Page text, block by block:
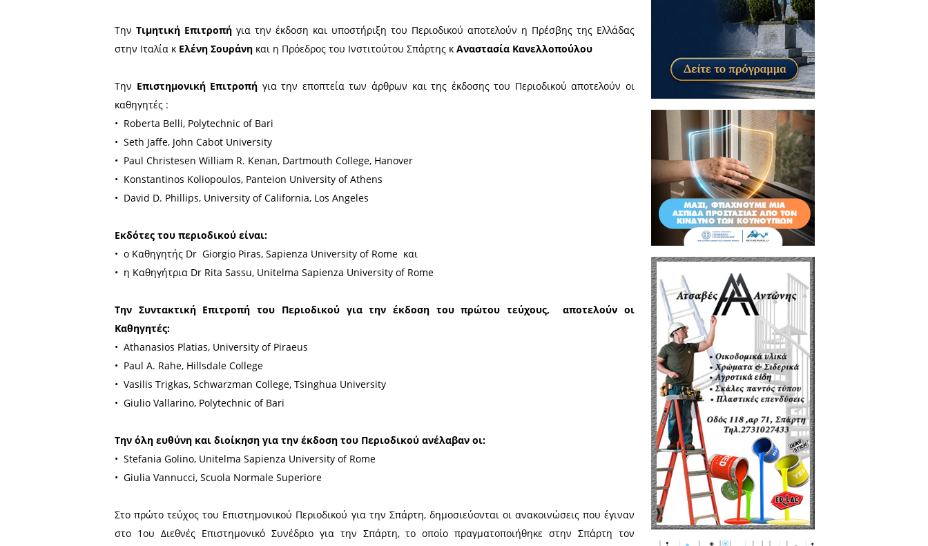
πρώτο τεύχος εκδόθηκε σε συνεργασία του Πανεπιστημίου Sapienza της
Ρώμης και του Ινστιτούτου Σπάρτης
Η αξία και η σημασία του Επιστημονικού Περιοδικού είναι ότι πλέον η Σπάρτη γίνεται ακόμα πιο διακριτό
σημείο αναφοράς της Διεθνούς Επιστημονικής κοινότητας και μάλιστα από την στιγμή που το αρχαιότερο
Πανεπιστήμιο της Ρώμης , το Sapienza, ανέλαβε την επιμέλεια και την έκδοση του περιοδικού , προσδίδοντας
ιδιαίτερο κύρος στο επιστημονικό του υπόβαθρο.
ΤηνΤιμητική Επιτροπήγια την έκδοση και υποστήριξη του Περιοδικού αποτελούν η Πρέσβης της Ελλάδας
Αναστασία Κανελλοπούλου
ΤηνΕπιστημονική Επιτροπήγια την εποπτεία των άρθρων και της έκδοσης του Περιοδικού αποτελούν οι
• Roberta Belli, Polytechnic of Bari
• Seth Jaffe, John Cabot University
• Paul Christesen William R. Kenan, Dartmouth College, Hanover
• Konstantinos Koliopoulos, Panteion University of Athens
• David D. Phillips, University of California, Los Angeles
Εκδότες του περιοδικού είναι:
• ο Καθηγητής Dr Giorgio Piras, Sapienza University of Rome και
• η Καθηγήτρια Dr Rita Sassu, Unitelma Sapienza University of Rome